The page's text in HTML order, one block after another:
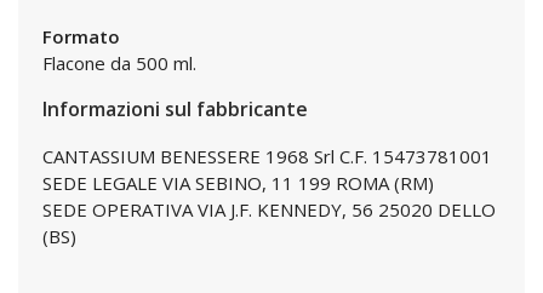
Formato
Flacone da 500 ml.
Informazioni sul fabbricante
CANTASSIUM BENESSERE 1968 Srl C.F. 15473781001
SEDE LEGALE VIA SEBINO, 11 199 ROMA (RM)
SEDE OPERATIVA VIA J.F. KENNEDY, 56 25020 DELLO
(BS)